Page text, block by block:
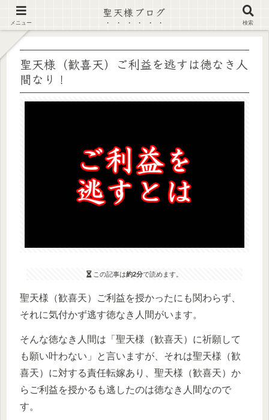
【注意喚起】偽サイト及び偽情報に注意 ▶確認する◀
聖天様（歓喜天）ご利益を逃すは徳なき人
間なり！
この記事は約2分で読めます。
聖天様（歓喜天）ご利益を授かったにも関わらず、
それに気付かず逃す徳なき人間がいます。
そんな徳なき人間は「聖天様（歓喜天）に祈願して
も願い叶わない」と言いますが、それは聖天様（歓
喜天）に対する責任転嫁あり、聖天様（歓喜天）か
らご利益を授かるも逃したのは徳なき人間なので
す。
メニュー
聖天様ブログ
検索